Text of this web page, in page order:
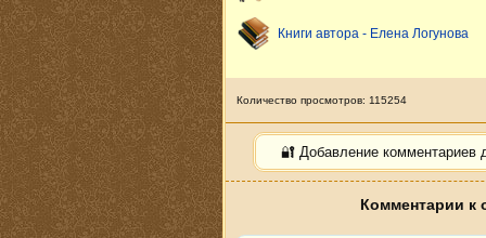
Книги автора - Елена Логунова
Количество просмотров: 115254
🔐 Добавление комментариев
Комментарии к